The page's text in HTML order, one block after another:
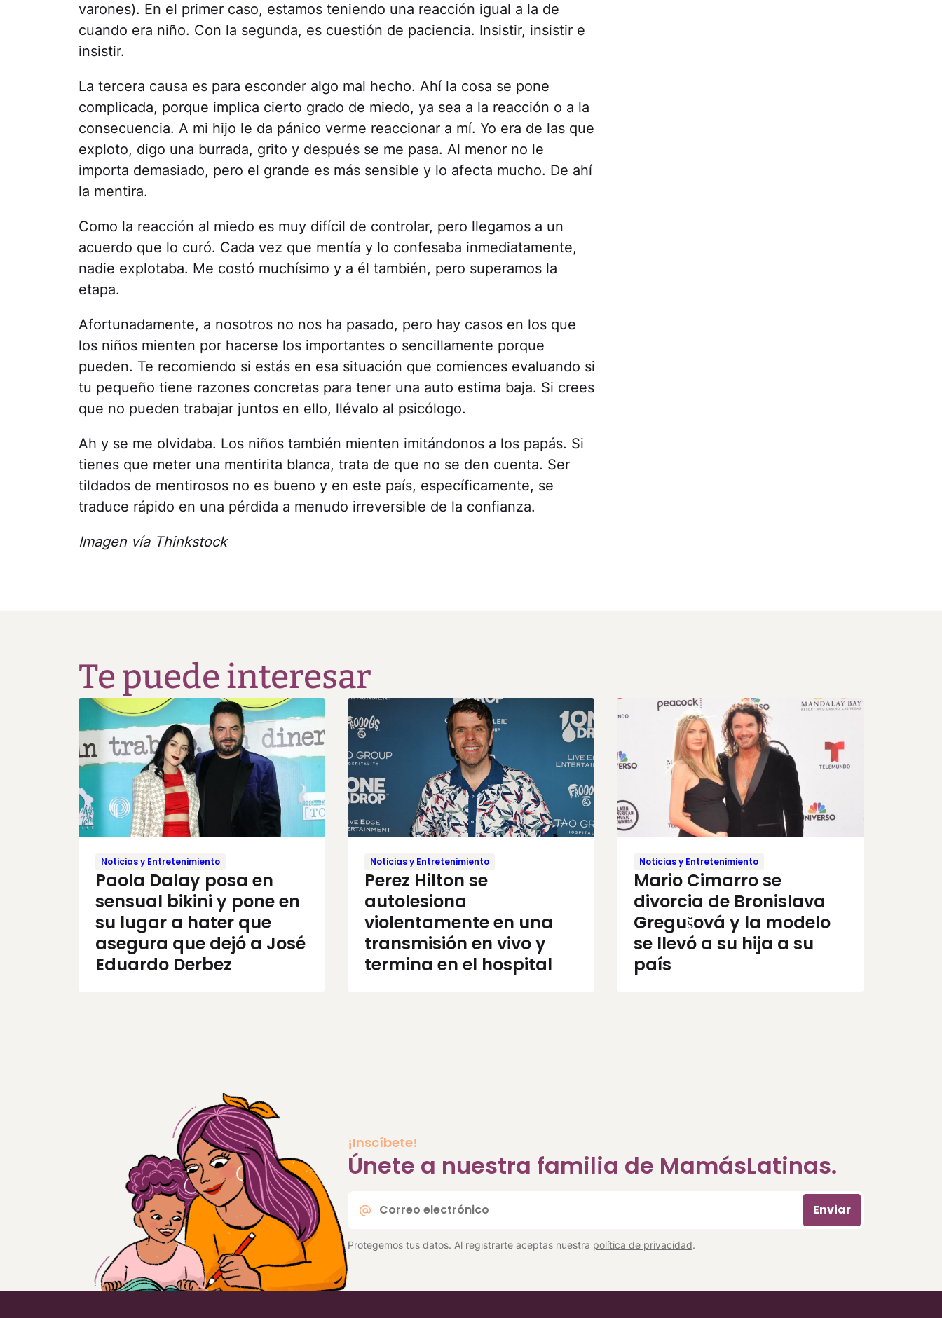
varones). En el primer caso, estamos teniendo una reacción igual a la de
cuando era niño. Con la segunda, es cuestión de paciencia. Insistir, insistir e
insistir.
La tercera causa es para esconder algo mal hecho. Ahí la cosa se pone
complicada, porque implica cierto grado de miedo, ya sea a la reacción o a la
consecuencia. A mi hijo le da pánico verme reaccionar a mí. Yo era de las que
exploto, digo una burrada, grito y después se me pasa. Al menor no le
importa demasiado, pero el grande es más sensible y lo afecta mucho. De ahí
la mentira.
Como la reacción al miedo es muy difícil de controlar, pero llegamos a un
acuerdo que lo curó. Cada vez que mentía y lo confesaba inmediatamente,
nadie explotaba. Me costó muchísimo y a él también, pero superamos la
etapa.
Afortunadamente, a nosotros no nos ha pasado, pero hay casos en los que
los niños mienten por hacerse los importantes o sencillamente porque
pueden. Te recomiendo si estás en esa situación que comiences evaluando si
tu pequeño tiene razones concretas para tener una auto estima baja. Si crees
que no pueden trabajar juntos en ello, llévalo al psicólogo.
Ah y se me olvidaba. Los niños también mienten imitándonos a los papás. Si
tienes que meter una mentirita blanca, trata de que no se den cuenta. Ser
tildados de mentirosos no es bueno y en este país, específicamente, se
traduce rápido en una pérdida a menudo irreversible de la confianza.
Imagen vía Thinkstock
Te puede interesar
Noticias y Entretenimiento
Paola Dalay posa en
sensual bikini y pone en
su lugar a hater que
asegura que dejó a José
Eduardo Derbez
Noticias y Entretenimiento
Perez Hilton se
autolesiona
violentamente en una
transmisión en vivo y
termina en el hospital
Noticias y Entretenimiento
Mario Cimarro se
divorcia de Bronislava
Gregušová y la modelo
se llevó a su hija a su
país
¡Inscíbete!
Únete a nuestra familia de MamásLatinas.
electrónico
Enviar
Protegemos tus datos. Al registrarte aceptas nuestra política de privacidad.